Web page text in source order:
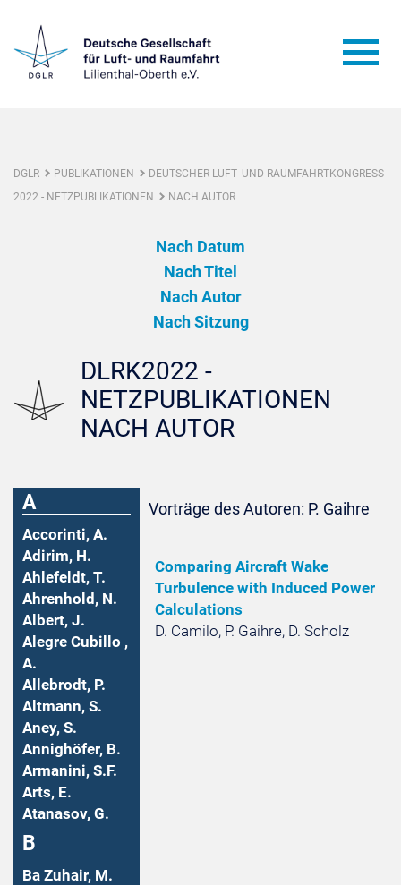
DGLR PUBLIKATIONEN
DEUTSCHER LUFT- UND RAUMFAHRTKONGRESS
2022 - NETZPUBLIKATIONEN
NACH AUTOR
Nach Datum
Nach Titel
Nach Autor
Nach Sitzung
DLRK2022 -
NETZPUBLIKATIONEN
NACH AUTOR
A
Accorinti, A.
Adirim, H.
Ahlefeldt, T.
Ahrenhold, N.
Albert, J.
Alegre Cubillo ,
A.
Allebrodt, P.
Altmann, S.
Aney, S.
Annighöfer, B.
Armanini, S.F.
Arts, E.
Atanasov, G.
B
Ba Zuhair, M.
Vorträge des Autoren: P. Gaihre
Comparing Aircraft Wake
Turbulence with Induced Power
Calculations
D. Camilo, P. Gaihre, D. Scholz